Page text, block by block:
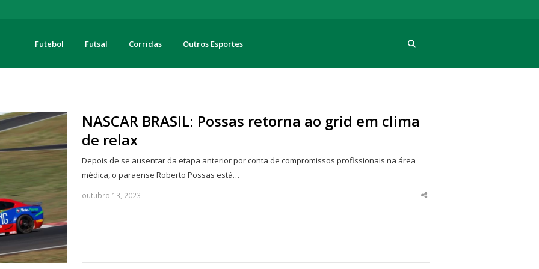
Futebol Futsal Corridas Outros Esportes
NASCAR BRASIL: Possas retorna ao grid em clima
de relax
Depois de se ausentar da etapa anterior por conta de compromissos profissionais na área
médica, o paraense Roberto Possas está…
outubro 13, 2023
Share